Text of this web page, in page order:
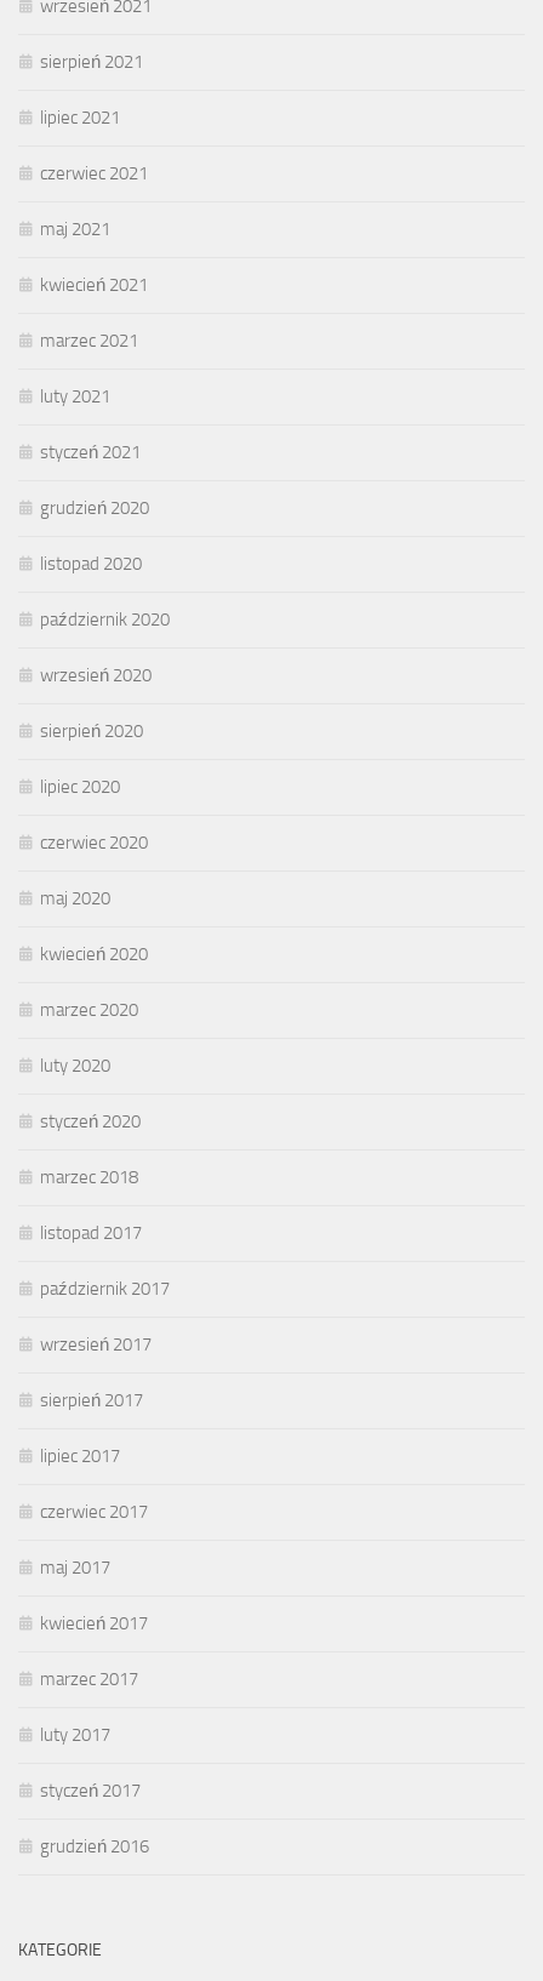
wrzesień 2021
sierpień 2021
lipiec 2021
czerwiec 2021
maj 2021
kwiecień 2021
marzec 2021
luty 2021
styczeń 2021
grudzień 2020
listopad 2020
październik 2020
wrzesień 2020
sierpień 2020
lipiec 2020
czerwiec 2020
maj 2020
kwiecień 2020
marzec 2020
luty 2020
styczeń 2020
marzec 2018
listopad 2017
październik 2017
wrzesień 2017
sierpień 2017
lipiec 2017
czerwiec 2017
maj 2017
kwiecień 2017
marzec 2017
luty 2017
styczeń 2017
grudzień 2016
KATEGORIE